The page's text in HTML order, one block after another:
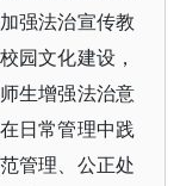
强法治宣传教
园文化建设，
生增强法治意
日常管理中践
管理、公正处